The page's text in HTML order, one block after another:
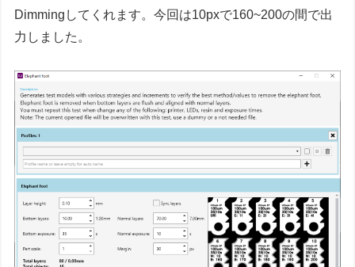
Dimmingしてくれます。今回は10pxで160~200の間で出
力しました。